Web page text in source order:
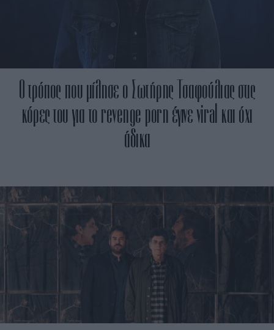
Ο τρόπος που μίλησε ο Σωτήρης Τσαφούλιας στις
κόρες του για το revenge porn έγινε viral και όχι
άδικα